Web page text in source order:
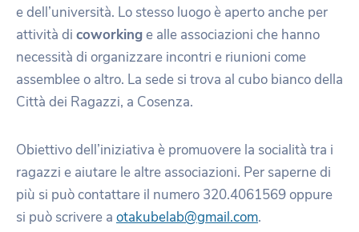
e dell’università. Lo stesso luogo è aperto anche per
attività di coworkinge alle associazioni che hanno
necessità di organizzare incontri e riunioni come
assemblee o altro. La sede si trova al cubo bianco della
Città dei Ragazzi, a Cosenza.
Obiettivo dell’iniziativa è promuovere la socialità tra i
ragazzi e aiutare le altre associazioni. Per saperne di
più si può contattare il numero 320.4061569 oppure
si può scrivere a otakubelab@gmail.com.